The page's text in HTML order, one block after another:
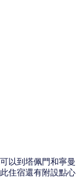
以到塔佩門和寧曼
住宿還有附設點心